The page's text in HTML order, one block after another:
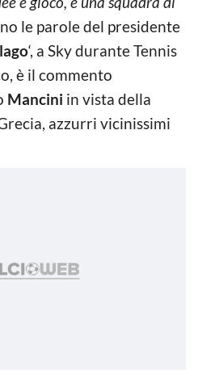
le parole del presidente
‘, a Sky durante Tennis
è il commento
Mancini in vista della
azzurri vicinissimi